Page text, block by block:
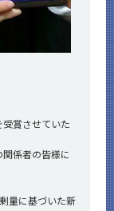
賞させていた
係者の皆様に
量に基づいた新